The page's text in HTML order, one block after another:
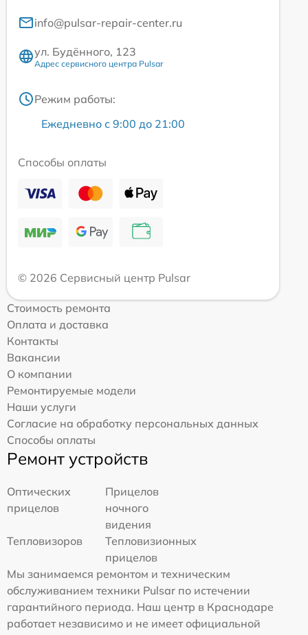
info@pulsar-repair-center.ru
ул. Будённого, 123
Адрес сервисного центра Pulsar
Режим работы:
Ежедневно с 9:00 до 21:00
Способы оплаты
© 2026 Сервисный центр Pulsar
Стоимость ремонта
Оплата и доставка
Контакты
Вакансии
О компании
Ремонтируемые модели
Наши услуги
Согласие на обработку персональных данных
Способы оплаты
Ремонт устройств
Оптических
прицелов
Прицелов
ночного
видения
Тепловизоров
Тепловизионных
прицелов
Мы занимаемся ремонтом и техническим
обслуживанием техники Pulsar по истечении
гарантийного периода. Наш центр в Краснодаре
работает независимо и не имеет официальной